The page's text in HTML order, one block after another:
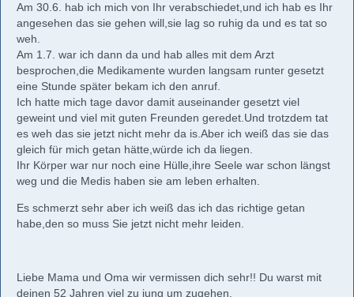
Am 30.6. hab ich mich von Ihr verabschiedet,und ich hab es Ihr
angesehen das sie gehen will,sie lag so ruhig da und es tat so
weh.
Am 1.7. war ich dann da und hab alles mit dem Arzt
besprochen,die Medikamente wurden langsam runter gesetzt
eine Stunde später bekam ich den anruf.
Ich hatte mich tage davor damit auseinander gesetzt viel
geweint und viel mit guten Freunden geredet.Und trotzdem tat
es weh das sie jetzt nicht mehr da is.Aber ich weiß das sie das
gleich für mich getan hätte,würde ich da liegen.
Ihr Körper war nur noch eine Hülle,ihre Seele war schon längst
weg und die Medis haben sie am leben erhalten.
Es schmerzt sehr aber ich weiß das ich das richtige getan
habe,den so muss Sie jetzt nicht mehr leiden.
Liebe Mama und Oma wir vermissen dich sehr!! Du warst mit
deinen 52 Jahren viel zu jung um zugehen.